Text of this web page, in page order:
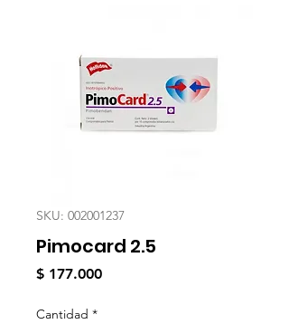
SKU: 002001237
Pimocard 2.5
$ 177.000Precio
Cantidad *